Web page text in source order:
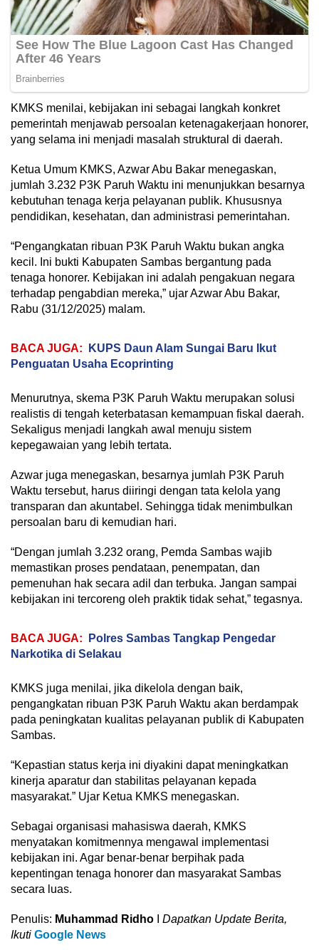
KMKS menilai, kebijakan ini sebagai langkah konkret
pemerintah menjawab persoalan ketenagakerjaan honorer,
yang selama ini menjadi masalah struktural di daerah.
Ketua Umum KMKS, Azwar Abu Bakar menegaskan,
jumlah 3.232 P3K Paruh Waktu ini menunjukkan besarnya
kebutuhan tenaga kerja pelayanan publik. Khususnya
pendidikan, kesehatan, dan administrasi pemerintahan.
“Pengangkatan ribuan P3K Paruh Waktu bukan angka
kecil. Ini bukti Kabupaten Sambas bergantung pada
tenaga honorer. Kebijakan ini adalah pengakuan negara
terhadap pengabdian mereka,” ujar Azwar Abu Bakar,
Rabu (31/12/2025) malam.
BACA JUGA:
KUPS Daun Alam Sungai Baru Ikut
Penguatan Usaha Ecoprinting
Menurutnya, skema P3K Paruh Waktu merupakan solusi
realistis di tengah keterbatasan kemampuan fiskal daerah.
Sekaligus menjadi langkah awal menuju sistem
kepegawaian yang lebih tertata.
Azwar juga menegaskan, besarnya jumlah P3K Paruh
Waktu tersebut, harus diiringi dengan tata kelola yang
transparan dan akuntabel. Sehingga tidak menimbulkan
persoalan baru di kemudian hari.
“Dengan jumlah 3.232 orang, Pemda Sambas wajib
memastikan proses pendataan, penempatan, dan
pemenuhan hak secara adil dan terbuka. Jangan sampai
kebijakan ini tercoreng oleh praktik tidak sehat,” tegasnya.
BACA JUGA:
Polres Sambas Tangkap Pengedar
Narkotika di Selakau
KMKS juga menilai, jika dikelola dengan baik,
pengangkatan ribuan P3K Paruh Waktu akan berdampak
pada peningkatan kualitas pelayanan publik di Kabupaten
Sambas.
“Kepastian status kerja ini diyakini dapat meningkatkan
kinerja aparatur dan stabilitas pelayanan kepada
masyarakat.” Ujar Ketua KMKS menegaskan.
Sebagai organisasi mahasiswa daerah, KMKS
menyatakan komitmennya mengawal implementasi
kebijakan ini. Agar benar-benar berpihak pada
kepentingan tenaga honorer dan masyarakat Sambas
secara luas.
Penulis: Muhammad Ridho
Dapatkan Update Berita,
Ikuti Google News